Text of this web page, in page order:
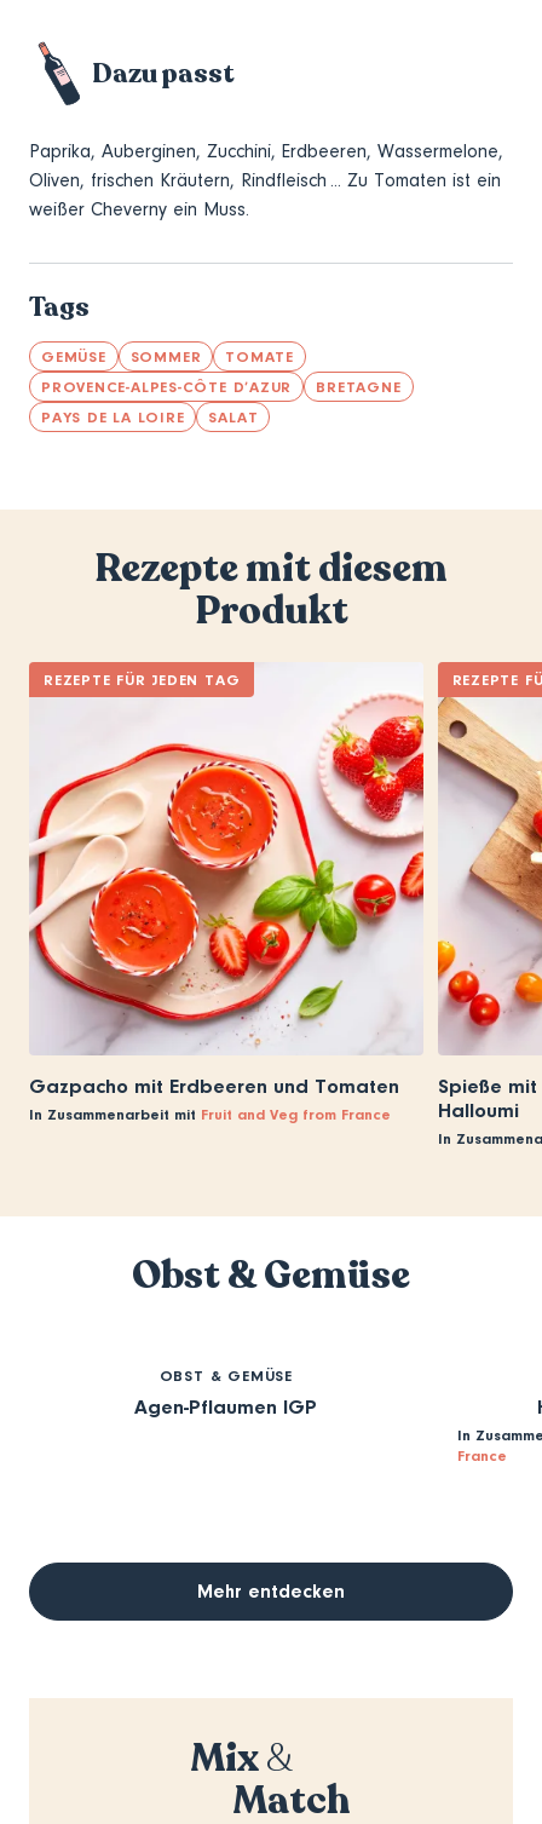
Dazu passt
Paprika, Auberginen, Zucchini, Erdbeeren, Wassermelone,
Oliven, frischen Kräutern, Rindfleisch ... Zu Tomaten ist ein
weißer Cheverny ein Muss.
Tags
GEMÜSE SOMMER
TOMATE
PROVENCE-ALPES-CÔTE D’AZUR
BRETAGNE
PAYS DE LA LOIRE
SALAT
Rezepte mit diesem
Produkt
REZEPTE FÜR JEDEN TAG
Gazpacho mit Erdbeeren und Tomaten
In Zusammenarbeit mit Fruit and Veg from France
REZEPTE
Spieße
Halloumi
In
Obst & Gemüse
OBST & GEMÜSE
Agen-Pflaumen IGP
In
France
Mehr entdecken
Mix&
Match